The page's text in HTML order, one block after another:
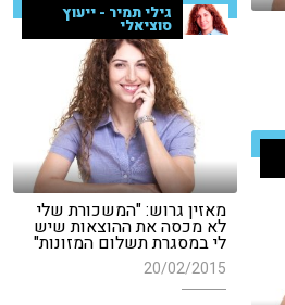
גילי תמיר - ייעוץ
סוציאלי
מאזין גרוש: "המשכורת שלי
לא מכסה את ההוצאות שיש
לי במסגרת תשלום המזונות"
20/02/2015